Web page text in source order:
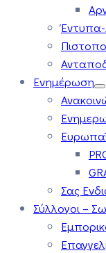
Έντυπα-
Ενημέρωση
Σας
Σύλλογοι –